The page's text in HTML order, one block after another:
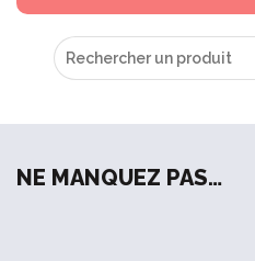
Rechercher
:
NE MANQUEZ PAS…